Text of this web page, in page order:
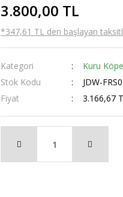
3.800,00 TL
*347,61 TL den başlayan
Kategori
Kuru
Stok Kodu
JDW-
Fiyat
3.166,67